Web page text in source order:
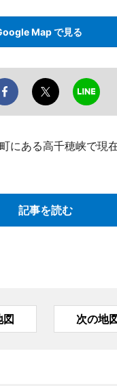
Map で見る
にある高千穂峡で現
記事を読む
図 次の地